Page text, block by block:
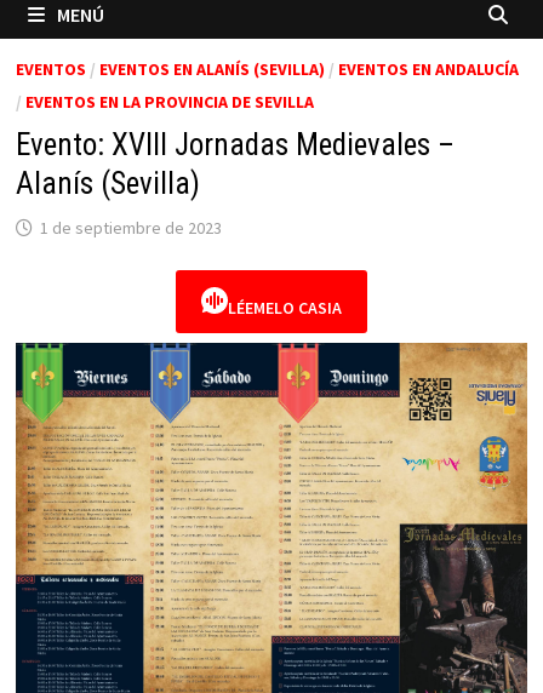
MENÚ
EVENTOS / EVENTOS EN ALANÍS (SEVILLA) / EVENTOS EN ANDALUCÍA
/ EVENTOS EN LA PROVINCIA DE SEVILLA
Evento: XVIII Jornadas Medievales –
Alanís (Sevilla)
1 de septiembre de 2023
LÉEMELO CASIA